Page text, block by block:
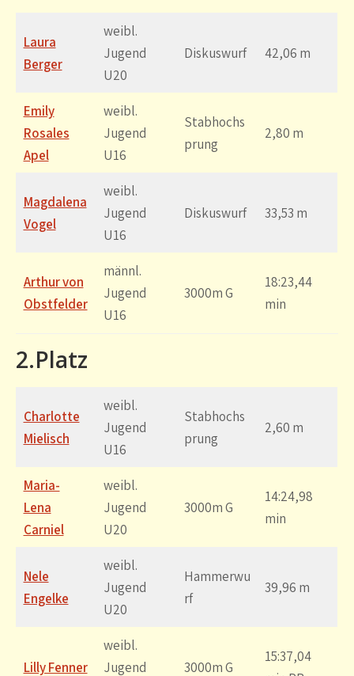
Laura
Berger
weibl.
Jugend
U20
Diskuswurf 42,06 m
Emily
Rosales
Apel
weibl.
Jugend
U16
Stabhochs
prung
2,80 m
Magdalena
Vogel
weibl.
Jugend
U16
Diskuswurf 33,53 m
Arthur von
Obstfelder
männl.
Jugend
U16
3000m G
18:23,44
min
2.Platz
Charlotte
Mielisch
weibl.
Jugend
U16
Stabhochs
prung
2,60 m
Maria-
Lena
Carniel
weibl.
Jugend
U20
3000m G
14:24,98
min
Nele
Engelke
weibl.
Jugend
U20
Hammerwu
rf
39,96 m
Lilly Fenner
weibl.
Jugend
3000m G
15:37,04